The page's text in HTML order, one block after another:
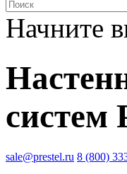
Начните
систем
sale@prestel.ru 8 (800)